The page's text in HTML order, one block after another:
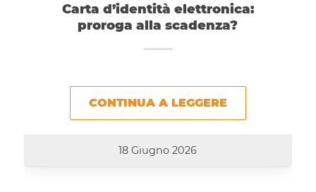
Carta d’identità elettronica:
proroga alla scadenza?
CONTINUA A LEGGERE
18 Giugno 2026